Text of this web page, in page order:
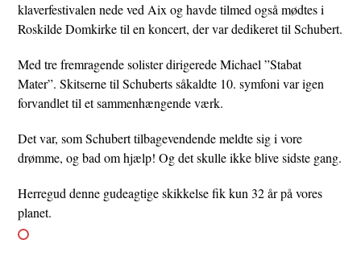
klaverfestivalen nede ved Aix og havde tilmed også mødtes i
Roskilde Domkirke til en koncert, der var dedikeret til Schubert.
Med tre fremragende solister dirigerede Michael ”Stabat
Mater”. Skitserne til Schuberts såkaldte 10. symfoni var igen
forvandlet til et sammenhængende værk.
Det var, som Schubert tilbagevendende meldte sig i vore
drømme, og bad om hjælp! Og det skulle ikke blive sidste gang.
Herregud denne gudeagtige skikkelse fik kun 32 år på vores
planet.